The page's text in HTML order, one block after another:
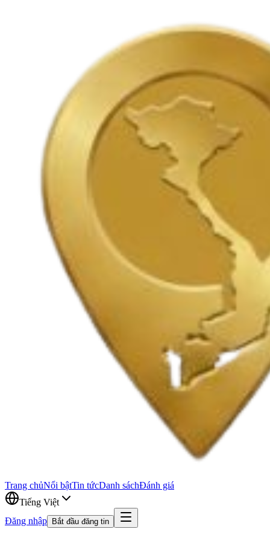
Trang chủNổi bậtTin tứcDanh sáchĐánh giá
Tiếng Việt
Đăng nhập
Bắt đầu đăng tin